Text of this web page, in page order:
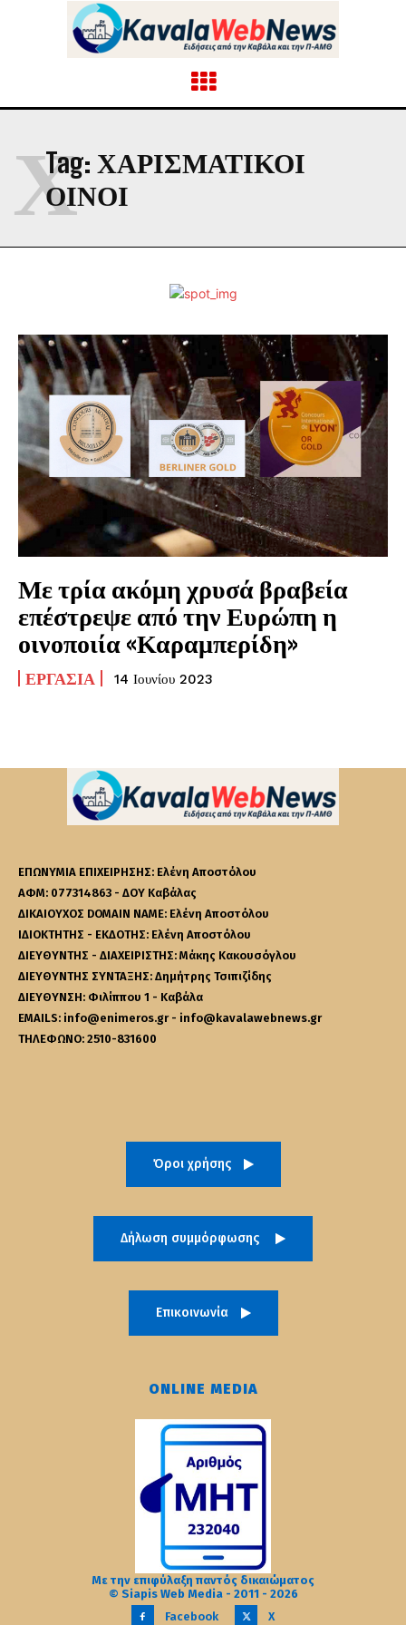
Tag: ΧΑΡΙΣΜΑΤΙΚΟΊ
ΟΊΝΟΙ
Χ
Με τρία ακόμη χρυσά βραβεία
επέστρεψε από την Ευρώπη η
οινοποιία «Καραμπερίδη»
ΕΡΓΑΣΊΑ 14 Ιουνίου 2023
ΕΠΩΝΥΜΙΑ ΕΠΙΧΕΙΡΗΣΗΣ: Ελένη Αποστόλου
ΑΦΜ: 077314863 - ΔΟΥ Καβάλας
ΔΙΚΑΙΟΥΧΟΣ DOMAIN NAME: Ελένη Αποστόλου
ΙΔΙΟΚΤΗΤΗΣ - ΕΚΔΟΤΗΣ: Ελένη Αποστόλου
ΔΙΕΥΘΥΝΤΗΣ - ΔΙΑΧΕΙΡΙΣΤΗΣ: Μάκης Κακουσόγλου
ΔΙΕΥΘΥΝΤΗΣ ΣΥΝΤΑΞΗΣ: Δημήτρης Τσιπιζίδης
ΔΙΕΥΘΥΝΣΗ: Φιλίππου 1 - Καβάλα
EMAILS: info@enimeros.gr - info@kavalawebnews.gr
ΤΗΛΕΦΩΝΟ: 2510-831600
Όροι χρήσης
Δήλωση συμμόρφωσης
Επικοινωνία
ONLINE MEDIA
Με την επιφύλαξη παντός δικαιώματος
© Siapis Web Media - 2011 - 2026
Facebook
X